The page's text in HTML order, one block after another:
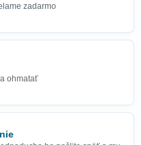
zadarmo
ohmatať